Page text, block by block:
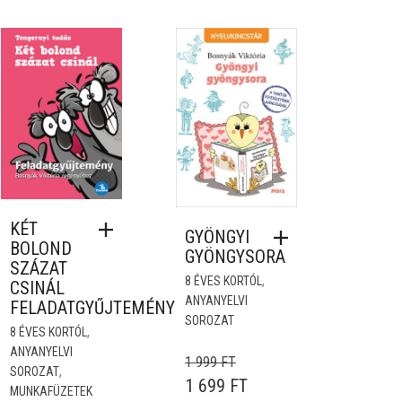
499 FT.
IS: 1 999 FT.
KÉT
BOLOND
SZÁZAT
CSINÁL
FELADATGYŰJTEMÉNY
8 ÉVES KORTÓL ,
ANYANYELVI
SOROZAT,
MUNKAFÜZETEK
GYÖNGYI
GYÖNGYSORA
8 ÉVES KORTÓL,
ANYANYELVI
SOROZAT
1 999FT
ORIGINAL PRICE WAS: 1 999
1 699 FTCURRENT PRICE IS: